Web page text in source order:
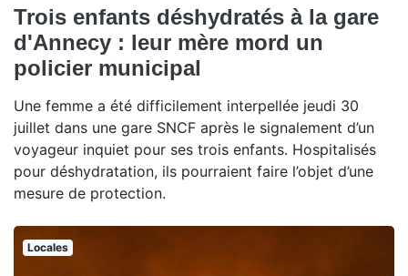
Trois enfants déshydratés à la gare
d'Annecy : leur mère mord un
policier municipal
Une femme a été difficilement interpellée jeudi 30
juillet dans une gare SNCF après le signalement d’un
voyageur inquiet pour ses trois enfants. Hospitalisés
pour déshydratation, ils pourraient faire l’objet d’une
mesure de protection.
Locales